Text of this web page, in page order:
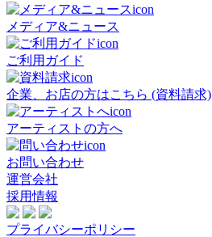
メディア&ニュース
ご利用ガイド
企業、お店の方はこちら (資料請求)
アーティストの方へ
お問い合わせ
運営会社
採用情報
プライバシーポリシー